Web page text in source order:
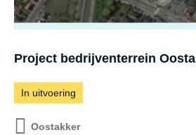
Project bedrijventerrein
In uitvoering
Oostakker